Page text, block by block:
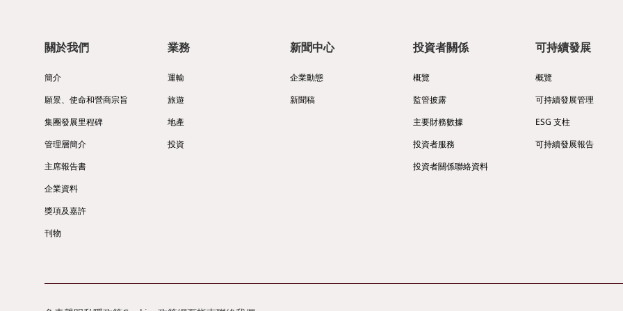
關於我們
簡介
願景、使命和營商宗旨
集團發展里程碑
管理層簡介
主席報告書
企業資料
獎項及嘉許
刊物
業務
運輸
旅遊
地產
投資
新聞中心
企業動態
新聞稿
投資者關係
概覽
監管披露
主要財務數據
投資者服務
投資者關係聯絡資料
可持續發展
概覽
可持續發展管理
ESG 支柱
可持續發展報告